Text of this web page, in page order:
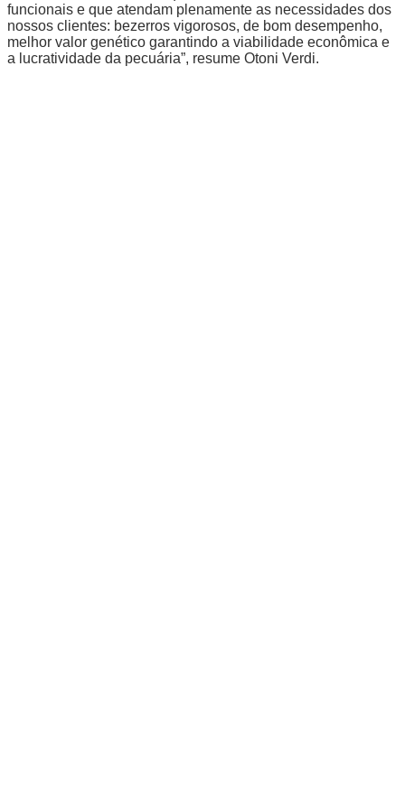
funcionais e que atendam plenamente as necessidades dos
nossos clientes: bezerros vigorosos, de bom desempenho,
melhor valor genético garantindo a viabilidade econômica e
a lucratividade da pecuária”, resume Otoni Verdi.